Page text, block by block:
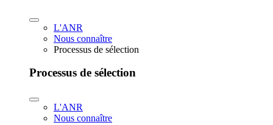
L'ANR
Nous connaître
Processus de sélection
Processus de sélection
L'ANR
Nous connaître